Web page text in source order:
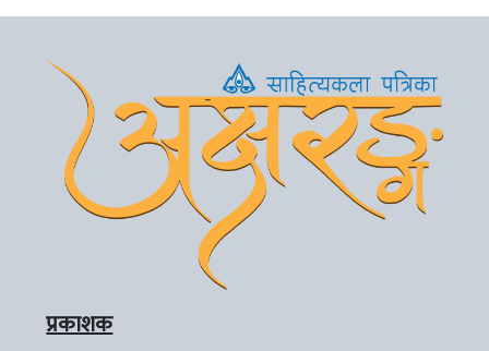
प्रकाशक